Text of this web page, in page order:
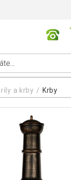
a krby Krby